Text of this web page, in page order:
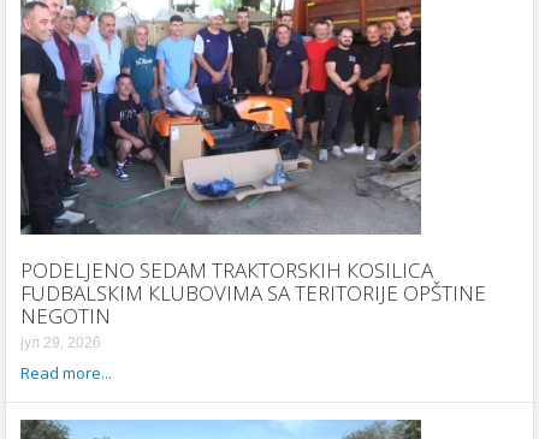
PODELJENO SEDAM TRAКTORSКIH КOSILICA
FUDBALSКIM КLUBOVIMA SA TERITORIJE OPŠTINE
NEGOTIN
јул 29, 2026
Read more...